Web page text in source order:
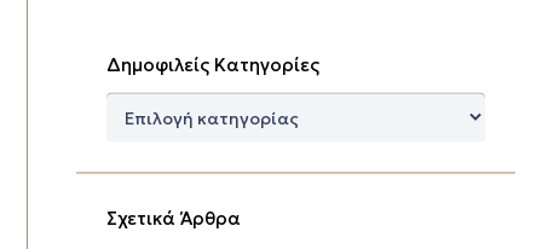
Δημοφιλείς Κατηγορίες
Δημοφιλείς
Σχετικά Άρθρα